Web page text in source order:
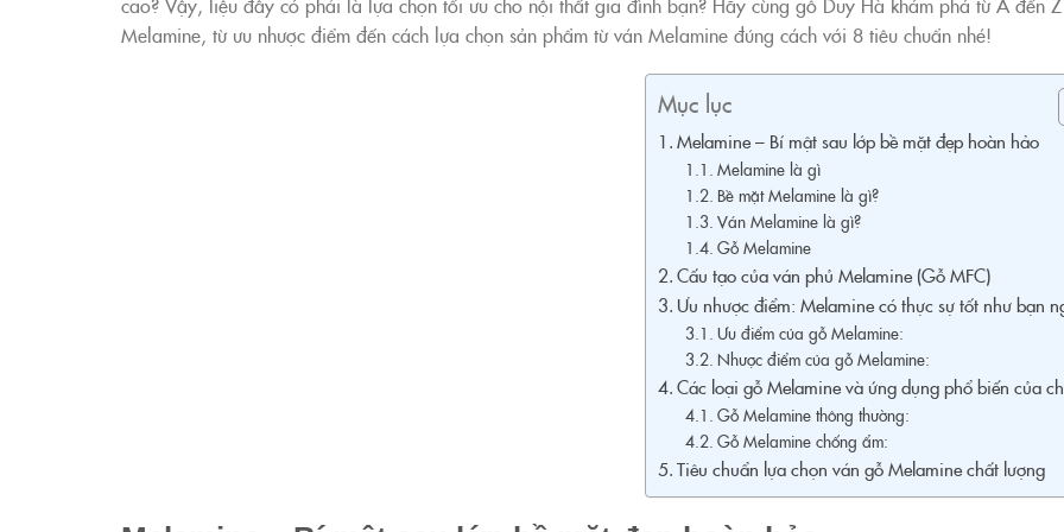
Melamine, từ ưu nhược điểm đến cách lựa chọn sản phẩm từ ván Melamine đúng cách với 8 tiêu chuẩn nhé!
Mục lục
Melamine – Bí mật sau lớp bề mặt đẹp hoàn hảo
Melamine là gì
Bề mặt Melamine là gì?
Ván Melamine là gì?
Gỗ Melamine
Cấu tạo của ván phủ Melamine (Gỗ MFC)
Ưu nhược điểm: Melamine có thực sự tốt như bạn
Ưu điểm của gỗ Melamine:
Nhược điểm của gỗ Melamine:
Các loại gỗ Melamine và ứng dụng phổ biến của
Gỗ Melamine thông thường:
Gỗ Melamine chống ẩm:
Tiêu chuẩn lựa chọn ván gỗ Melamine chất lượng